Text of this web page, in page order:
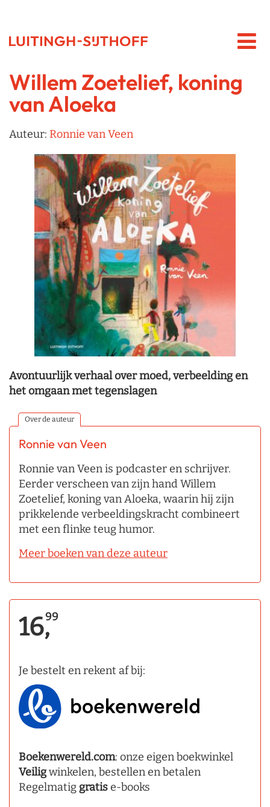
Willem Zoetelief, koning
van Aloeka
Auteur: Ronnie van Veen
Avontuurlijk verhaal over moed, verbeelding en
het omgaan met tegenslagen
Over de auteur
Ronnie van Veen
Ronnie van Veen is podcaster en schrijver.
Eerder verscheen van zijn hand Willem
Zoetelief, koning van Aloeka, waarin hij zijn
prikkelende verbeeldingskracht combineert
met een flinke teug humor.
Meer boeken van deze auteur
16,99
Je bestelt en rekent af bij:
Boekenwereld.com: onze eigen boekwinkel
Veiligwinkelen, bestellen en betalen
Regelmatig gratise-books